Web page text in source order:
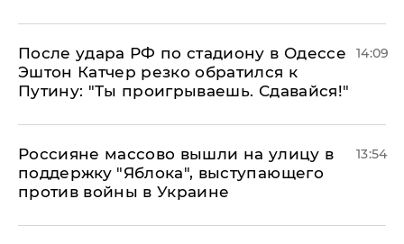
После удара РФ по стадиону в Одессе
Эштон Катчер резко обратился к
Путину: "Ты проигрываешь. Сдавайся!"
14:09
Россияне массово вышли на улицу в
поддержку "Яблока", выступающего
против войны в Украине
13:54